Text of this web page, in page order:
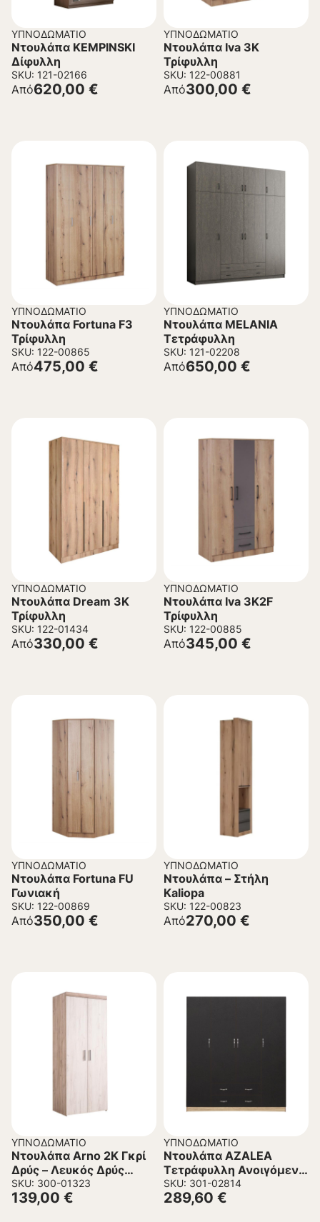
ΥΠΝΟΔΩΜΆΤΙΟ
Ντουλάπα KEMPINSKI
Δίφυλλη
SKU: 121-02166
Από620,00 €
ΥΠΝΟΔΩΜΆΤΙΟ
Ντουλάπα Iva 3K
Τρίφυλλη
SKU: 122-00881
Από300,00 €
ΥΠΝΟΔΩΜΆΤΙΟ
Ντουλάπα Fortuna F3
Τρίφυλλη
SKU: 122-00865
Από475,00 €
ΥΠΝΟΔΩΜΆΤΙΟ
Ντουλάπα MELANIA
Τετράφυλλη
SKU: 121-02208
Από650,00 €
ΥΠΝΟΔΩΜΆΤΙΟ
Ντουλάπα Dream 3K
Τρίφυλλη
SKU: 122-01434
Από330,00 €
ΥΠΝΟΔΩΜΆΤΙΟ
Ντουλάπα Iva 3K2F
Τρίφυλλη
SKU: 122-00885
Από345,00 €
ΥΠΝΟΔΩΜΆΤΙΟ
Ντουλάπα Fortuna FU
Γωνιακή
SKU: 122-00869
Από350,00 €
ΥΠΝΟΔΩΜΆΤΙΟ
Ντουλάπα – Στήλη
Kaliopa
SKU: 122-00823
Από270,00 €
ΥΠΝΟΔΩΜΆΤΙΟ
Ντουλάπα Arno 2K Γκρί
Δρύς – Λευκός Δρύς
80x55x202 εκ.
SKU: 300-01323
139,00 €
ΥΠΝΟΔΩΜΆΤΙΟ
Ντουλάπα AZALEA
Τετράφυλλη Ανοιγόμενη
με 2 Συρτάρια Sonoma –
Γκρί 200x56x180Υ εκ.
SKU: 301-02814
289,60 €